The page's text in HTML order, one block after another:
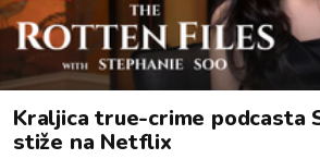
Kraljica true-crime podcasta
stiže na Netflix